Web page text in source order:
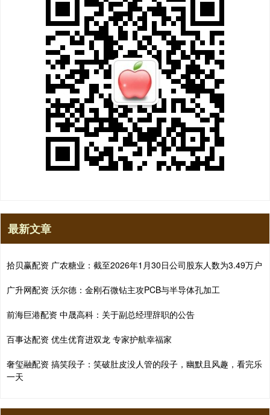
最新文章
拾贝赢配资 广农糖业：截至2026年1月30日公司股东人数为3.49万户
广升网配资 沃尔德：金刚石微钻主攻PCB与半导体孔加工
前海巨港配资 中晟高科：关于副总经理辞职的公告
百事达配资 优生优育进双龙 专家护航幸福家
奢玺融配资 搞笑段子：笑破肚皮没人管的段子，幽默且风趣，看完乐
一天